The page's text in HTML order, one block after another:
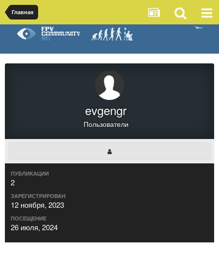
Главная
evgengr
Пользователи
ПУБЛИКАЦИИ
2
ЗАРЕГИСТРИРОВАН
12 ноября, 2023
ПОСЕЩЕНИЕ
26 июля, 2024